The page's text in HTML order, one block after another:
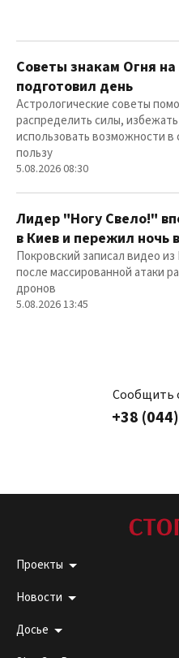
Советы знакам Огня на
подготовил день
Астрологические советы
распределить силы,
использовать возможности в
пользу
5.08.2026 08:30
Лидер "Ногу Свело!"
в Киев и пережил ночь
Покровский записал видео из
после массированной атаки
дронов
5.08.2026 13:45
Сообщить
+38
Проекты
Новости
Досье